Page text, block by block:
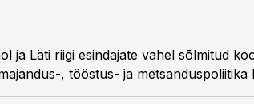
ja Läti riigi esindajate vahel sõlmitud
, tööstus- ja metsanduspoliitika